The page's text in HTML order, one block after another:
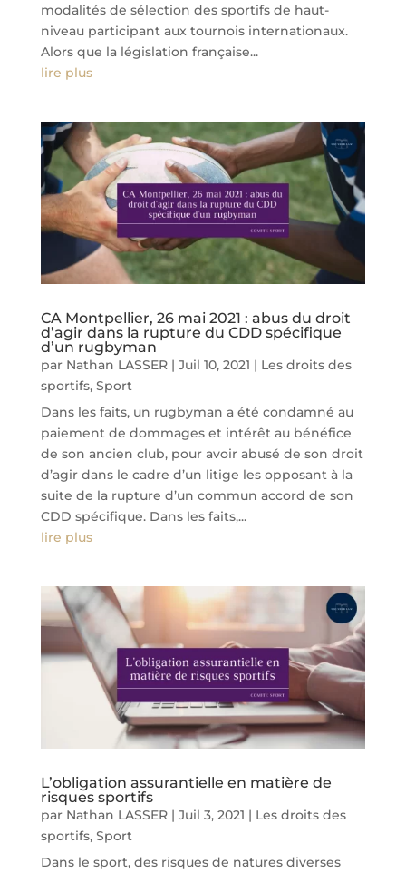
modalités de sélection des sportifs de haut-
niveau participant aux tournois internationaux.
Alors que la législation française...
lire plus
CA Montpellier, 26 mai 2021 : abus du droit
d’agir dans la rupture du CDD spécifique
d’un rugbyman
par Nathan LASSER| Juil 10, 2021 | Les droits des
sportifs, Sport
Dans les faits, un rugbyman a été condamné au
paiement de dommages et intérêt au bénéfice
de son ancien club, pour avoir abusé de son droit
d’agir dans le cadre d’un litige les opposant à la
suite de la rupture d’un commun accord de son
CDD spécifique. Dans les faits,...
lire plus
L’obligation assurantielle en matière de
risques sportifs
par Nathan LASSER| Juil 3, 2021 | Les droits des
sportifs, Sport
Dans le sport, des risques de natures diverses